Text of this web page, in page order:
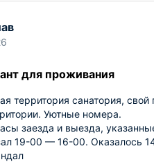
для проживания
территория санатория,
Уютные номера.
заезда и выезда,
19-00 — 16-00. Оказалось